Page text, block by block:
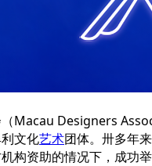
Macau Designers
文化艺术团体。卅多年
构资助的情况下，成功